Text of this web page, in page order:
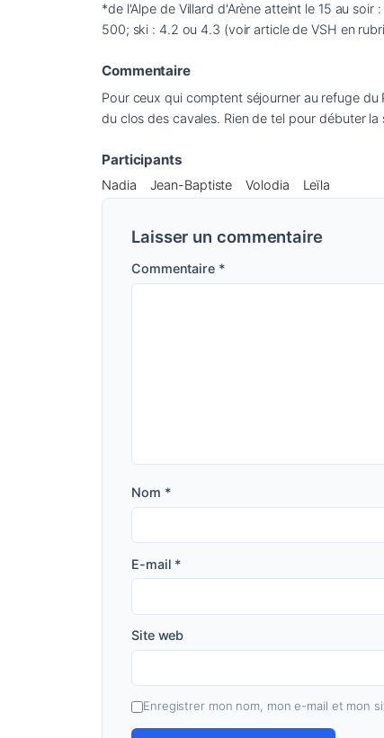
*de l'Alpe de Villard d'Arène atteint le 15 au
500; ski : 4.2 ou 4.3 (voir article de VSH en
Commentaire
Pour ceux qui comptent séjourner au refuge
du clos des cavales. Rien de tel pour débuter
Participants
Nadia Jean-Baptiste Volodia Leïla
Laisser un commentaire
Commentaire *
Nom *
E-mail *
Site web
Enregistrer mon nom, mon e-mail et mon